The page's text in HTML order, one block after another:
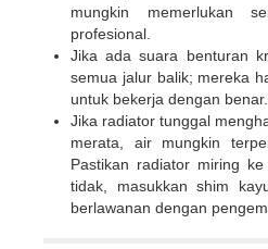
mungkin memerlukan
profesional.
Jika ada suara benturan
semua jalur balik; mereka
untuk bekerja dengan benar.
Jika radiator tunggal
merata, air mungkin
Pastikan radiator miring
tidak, masukkan shim
berlawanan dengan